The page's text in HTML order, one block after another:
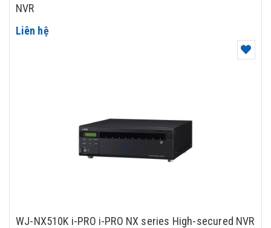
NVR
Liên hệ
WJ-NX510K i-PRO i-PRO NX series High-secured NVR